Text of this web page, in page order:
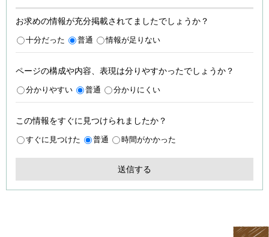
お求めの情報が充分掲載されてましたでしょうか？
十分だった 普通 情報が足りない
ページの構成や内容、表現は分りやすかったでしょうか？
分かりやすい 普通 分かりにくい
この情報をすぐに見つけられましたか？
すぐに見つけた 普通 時間がかかった